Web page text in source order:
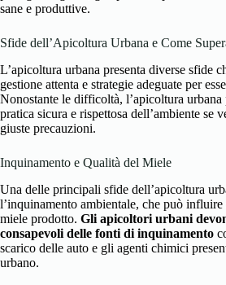
sane e produttive.
Sfide dell’Apicoltura Urbana e Come
L’apicoltura urbana presenta diverse sfide
gestione attenta e strategie adeguate per
Nonostante le difficoltà, l’apicoltura urbana
pratica sicura e rispettosa dell’ambiente se
giuste precauzioni.
Inquinamento e Qualità del Miele
Una delle principali sfide dell’apicoltura
l’inquinamento ambientale, che può
miele prodotto. Gli apicoltori urbani
consapevoli delle fonti di inquinamento
scarico delle auto e gli agenti chimici
urbano.